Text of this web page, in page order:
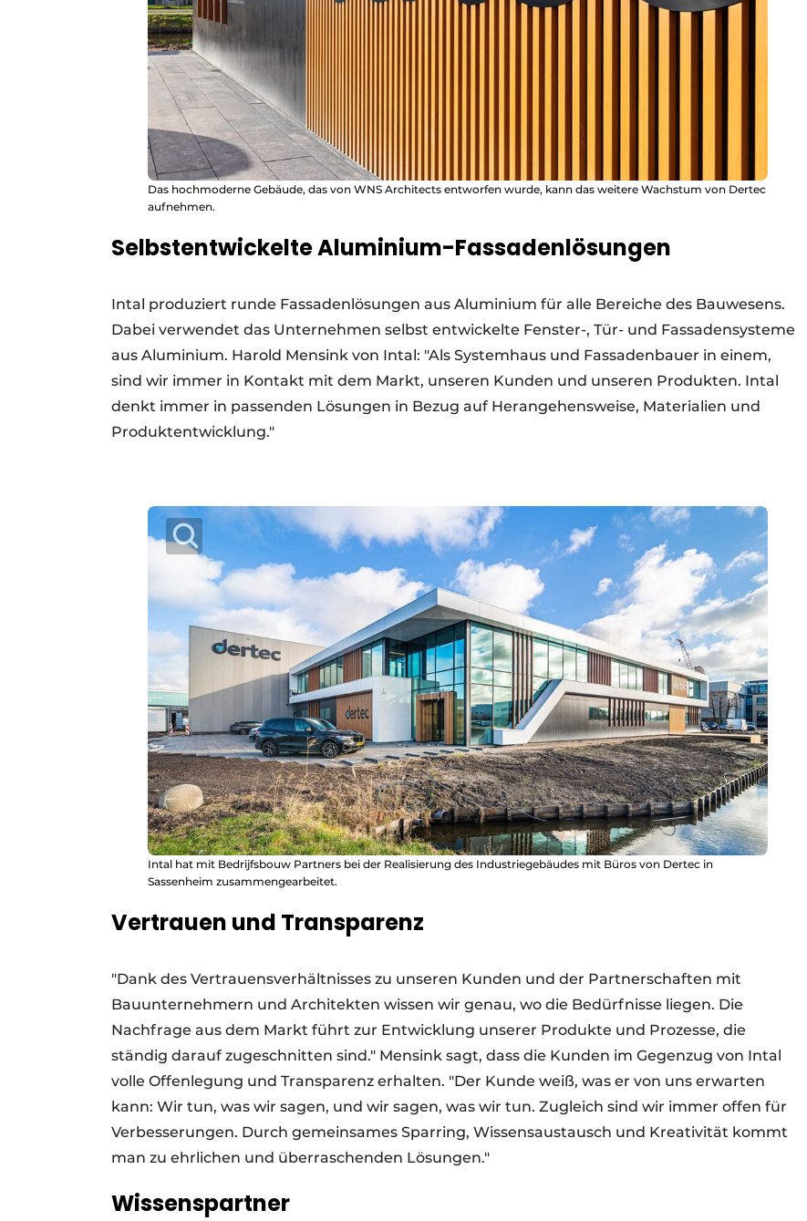
Das hochmoderne Gebäude, das von WNS Architects entworfen wurde, kann das weitere Wachstum von Dertec
aufnehmen.
Selbstentwickelte Aluminium-Fassadenlösungen
Intal produziert runde Fassadenlösungen aus Aluminium für alle Bereiche des Bauwesens.
Dabei verwendet das Unternehmen selbst entwickelte Fenster-, Tür- und Fassadensysteme
aus Aluminium. Harold Mensink von Intal: "Als Systemhaus und Fassadenbauer in einem,
sind wir immer in Kontakt mit dem Markt, unseren Kunden und unseren Produkten. Intal
denkt immer in passenden Lösungen in Bezug auf Herangehensweise, Materialien und
Produktentwicklung."
Intal hat mit Bedrijfsbouw Partners bei der Realisierung des Industriegebäudes mit Büros von Dertec in
Sassenheim zusammengearbeitet.
Vertrauen und Transparenz
"Dank des Vertrauensverhältnisses zu unseren Kunden und der Partnerschaften mit
Bauunternehmern und Architekten wissen wir genau, wo die Bedürfnisse liegen. Die
Nachfrage aus dem Markt führt zur Entwicklung unserer Produkte und Prozesse, die
ständig darauf zugeschnitten sind." Mensink sagt, dass die Kunden im Gegenzug von Intal
volle Offenlegung und Transparenz erhalten. "Der Kunde weiß, was er von uns erwarten
kann: Wir tun, was wir sagen, und wir sagen, was wir tun. Zugleich sind wir immer offen für
Verbesserungen. Durch gemeinsames Sparring, Wissensaustausch und Kreativität kommt
man zu ehrlichen und überraschenden Lösungen."
Wissenspartner